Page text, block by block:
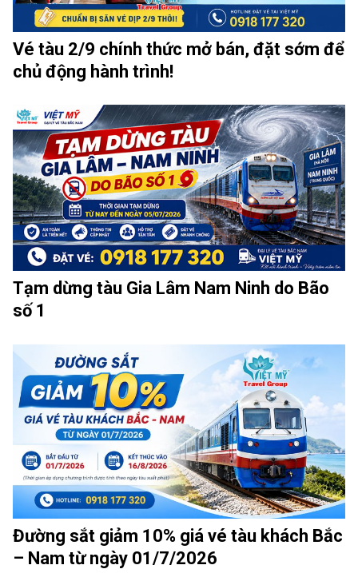
Vé tàu 2/9 chính thức mở bán, đặt sớm để
chủ động hành trình!
Tạm dừng tàu Gia Lâm Nam Ninh do Bão
số 1
Đường sắt giảm 10% giá vé tàu khách Bắc
– Nam từ ngày 01/7/2026